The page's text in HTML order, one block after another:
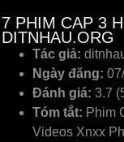
7 PHIM CAP 3
DITNHAU.ORG
Tác giả:
Ngày đăng:
Đánh giá: 3.7
Tóm tắt: Phim
Videos Xnxx